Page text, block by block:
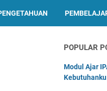
POPULAR
Modul Ajar
Kebutuhanku